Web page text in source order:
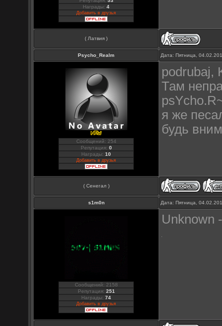
Награды:4
Добавить в друзья
( Латвия )
Psycho_Realm Дата: Пятница,
Сообщений: 254
Репутация: 0
Награды:10
Добавить в друзья
podrubaj,
Там
я же
будь
( Сенегал )
s1m0n Дата: Пятница,
Сообщений: 2158
Репутация: 251
Награды:74
Добавить в друзья
Unknown